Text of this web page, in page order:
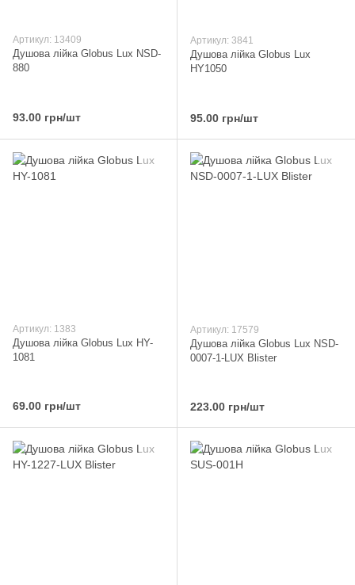
Артикул: 13409
Душова лійка Globus Lux NSD-
880
93.00 грн/шт
Артикул: 3841
Душова лійка Globus Lux
HY1050
95.00 грн/шт
Артикул: 1383
Душова лійка Globus Lux HY-
1081
69.00 грн/шт
Артикул: 17579
Душова лійка Globus Lux NSD-
0007-1-LUX Blister
223.00 грн/шт